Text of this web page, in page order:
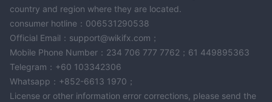
country and region where they are located.
consumer hotline：006531290538
Official Email：support@wikifx.com；
Mobile Phone Number：234 706 777 7762；61 449895363
Telegram：+60 103342306
Whatsapp：+852-6613 1970；
License or other information error corrections, please send the